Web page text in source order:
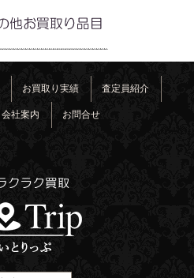
お買取り実績 査定員紹介
会社案内 お問合せ